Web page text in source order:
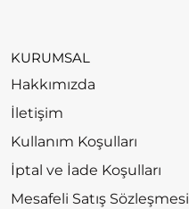
KURUMSAL
Hakkımızda
İletişim
Kullanım Koşulları
İptal ve İade Koşulları
Mesafeli Satış Sözleşmesi